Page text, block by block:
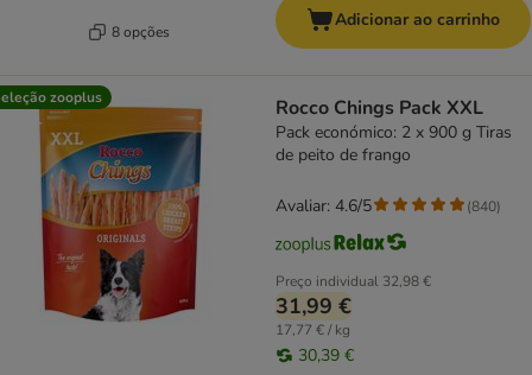
8 opções
Adicionar ao carrinho
zooplus Rocco Chings Pack XXL
Pack económico: 2 x 900 g Tiras
de peito de frango
Preço individual 32,98 €
31,99 €
17,77 € / kg
30,39 €
Avaliar: 4.6/5 (840)